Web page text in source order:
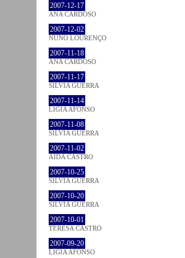
2007-12-17
ANA CARDOSO
2007-12-02
NUNO LOURENÇO
2007-11-18
ANA CARDOSO
2007-11-17
SÍLVIA GUERRA
2007-11-14
LÍGIA AFONSO
2007-11-08
SÍLVIA GUERRA
2007-11-02
AIDA CASTRO
2007-10-25
SÍLVIA GUERRA
2007-10-20
SÍLVIA GUERRA
2007-10-01
TERESA CASTRO
2007-09-20
LÍGIA AFONSO